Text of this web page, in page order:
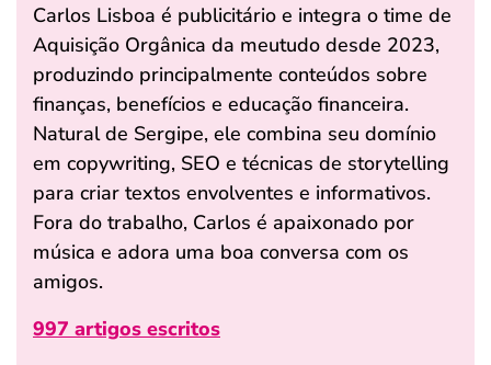
Carlos Lisboa é publicitário e integra o time de
Aquisição Orgânica da meutudo desde 2023,
produzindo principalmente conteúdos sobre
finanças, benefícios e educação financeira.
Natural de Sergipe, ele combina seu domínio
em copywriting, SEO e técnicas de storytelling
para criar textos envolventes e informativos.
Fora do trabalho, Carlos é apaixonado por
música e adora uma boa conversa com os
amigos.
997 artigos escritos